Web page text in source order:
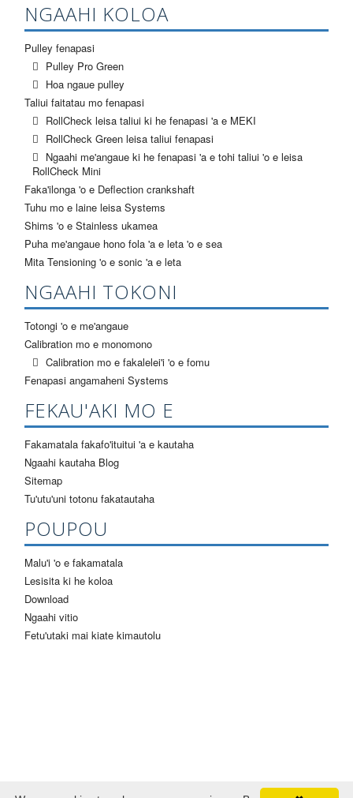
NGAAHI KOLOA
Pulley fenapasi
Pulley Pro Green
Hoa ngaue pulley
Taliui faitatau mo fenapasi
RollCheck leisa taliui ki he fenapasi 'a e MEKI
RollCheck Green leisa taliui fenapasi
Ngaahi me'angaue ki he fenapasi 'a e tohi taliui 'o e leisa
RollCheck Mini
Faka'ilonga 'o e Deflection crankshaft
Tuhu mo e laine leisa Systems
Shims 'o e Stainless ukamea
Puha me'angaue hono fola 'a e leta 'o e sea
Mita Tensioning 'o e sonic 'a e leta
NGAAHI TOKONI
Totongi 'o e me'angaue
Calibration mo e monomono
Calibration mo e fakalelei'i 'o e fomu
Fenapasi angamaheni Systems
FEKAU'AKI MO E
Fakamatala fakafo'ituitui 'a e kautaha
Ngaahi kautaha Blog
Sitemap
Tu'utu'uni totonu fakatautaha
POUPOU
Malu'i 'o e fakamatala
Lesisita ki he koloa
Download
Ngaahi vitio
Fetu'utaki mai kiate kimautolu